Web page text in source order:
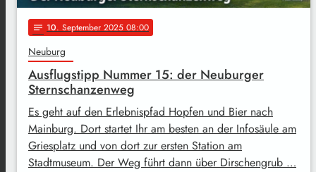
notes 10. September 2025 08:00
Neuburg
Ausflugstipp Nummer 15: der Neuburger
Sternschanzenweg
Es geht auf den Erlebnispfad Hopfen und Bier nach
Mainburg. Dort startet Ihr am besten an der Infosäule am
Griesplatz und von dort zur ersten Station am
Stadtmuseum. Der Weg führt dann über Dirschengrub …